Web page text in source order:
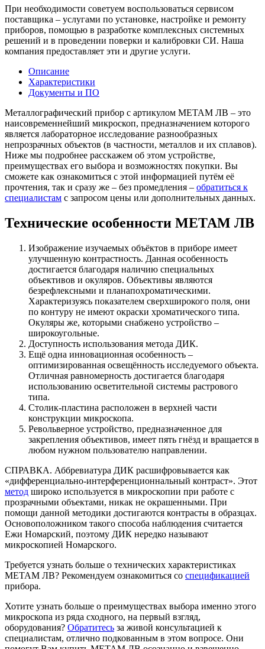
При необходимости советуем воспользоваться сервисом
поставщика – услугами по установке, настройке и ремонту
приборов, помощью в разработке комплексных системных
решений и в проведении поверки и калибровки СИ. Наша
компания предоставляет эти и другие услуги.
Описание
Характеристики
Документы и ПО
Металлографический прибор с артикулом МЕТАМ ЛВ – это
наисовременнейший микроскоп, предназначением которого
является лабораторное исследование разнообразных
непрозрачных объектов (в частности, металлов и их сплавов).
Ниже мы подробнее расскажем об этом устройстве,
преимуществах его выбора и возможностях покупки. Вы
сможете как ознакомиться с этой информацией путём её
прочтения, так и сразу же – без промедления – обратиться к
специалистам с запросом цены или дополнительных данных.
Технические особенности МЕТАМ ЛВ
Изображение изучаемых объёктов в приборе имеет
улучшенную контрастность. Данная особенность
достигается благодаря наличию специальных
объективов и окуляров. Объективы являются
безрефлексными и планапохроматическими.
Характеризуясь показателем сверхширокого поля, они
по контуру не имеют окраски хроматического типа.
Окуляры же, которыми снабжено устройство –
широкоугольные.
Доступность использования метода ДИК.
Ещё одна инновационная особенность –
оптимизированная освещённость исследуемого объекта.
Отличная равномерность достигается благодаря
использованию осветительной системы растрового
типа.
Столик-пластина расположен в верхней части
конструкции микроскопа.
Револьверное устройство, предназначенное для
закрепления объективов, имеет пять гнёзд и вращается в
любом нужном пользователю направлении.
СПРАВКА. Аббревиатура ДИК расшифровывается как
«дифференциально-интерференционнальный контраст». Этот
метод широко используется в микроскопии при работе с
прозрачными объектами, никак не окрашенными. При
помощи данной методики достигаются контрасты в образцах.
Основоположником такого способа наблюдения считается
Ежи Номарский, поэтому ДИК нередко называют
микроскопией Номарского.
Требуется узнать больше о технических характеристиках
МЕТАМ ЛВ? Рекомендуем ознакомиться со спецификацией
прибора.
Хотите узнать больше о преимуществах выбора именно этого
микроскопа из ряда сходного, на первый взгляд,
оборудования? Обратитесь за живой консультацией к
специалистам, отлично подкованным в этом вопросе. Они